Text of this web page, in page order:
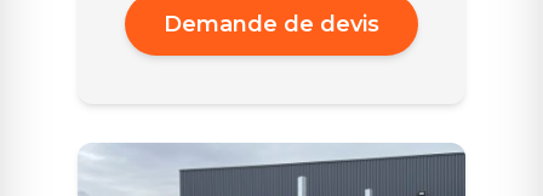
Demande de devis